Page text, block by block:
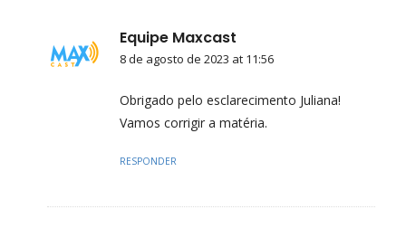
Equipe Maxcast
8 de agosto de 2023 at 11:56
Obrigado pelo esclarecimento Juliana!
Vamos corrigir a matéria.
RESPONDER